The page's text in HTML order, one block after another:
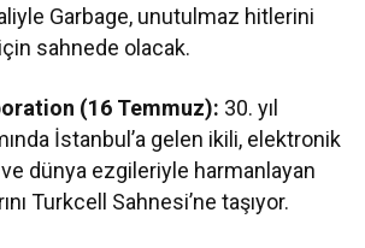
Garbage, unutulmaz hitlerini
sahnede olacak.
(16 Temmuz): 30. yıl
İstanbul’a gelen ikili, elektronik
dünya ezgileriyle harmanlayan
Turkcell Sahnesi’ne taşıyor.